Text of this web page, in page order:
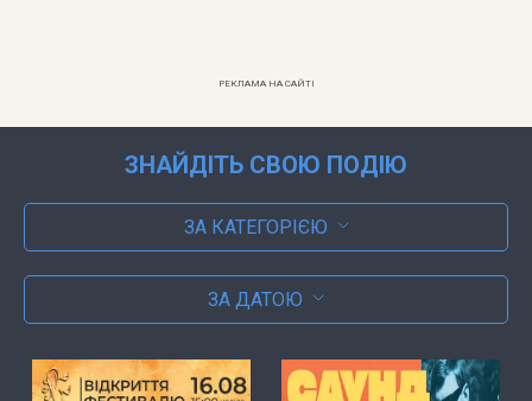
РЕКЛАМА НА САЙТІ
ЗНАЙДІТЬ СВОЮ ПОДІЮ
ЗА КАТЕГОРІЄЮ
ЗА ДАТОЮ